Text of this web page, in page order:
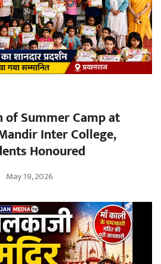
of Summer Camp at
Inter College,
Honoured
May 19, 2026